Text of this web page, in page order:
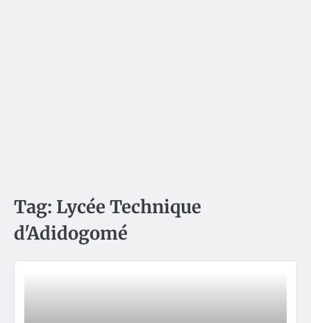
Tag: Lycée Technique
d'Adidogomé